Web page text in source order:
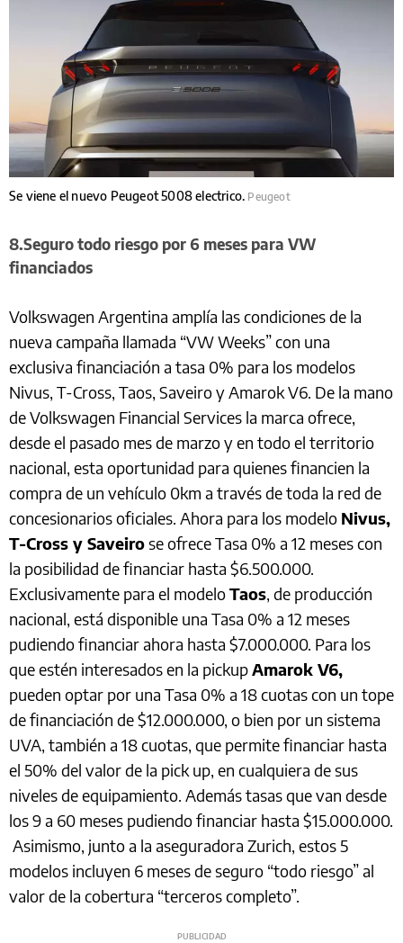
Se viene el nuevo Peugeot 5008 electrico. Peugeot
8.Seguro todo riesgo por 6 meses para VW
financiados
Volkswagen Argentina amplía las condiciones de la
nueva campaña llamada “VW Weeks” con una
exclusiva financiación a tasa 0% para los modelos
Nivus, T-Cross, Taos, Saveiro y Amarok V6. De la mano
de Volkswagen Financial Services la marca ofrece,
desde el pasado mes de marzo y en todo el territorio
nacional, esta oportunidad para quienes financien la
compra de un vehículo 0km a través de toda la red de
concesionarios oficiales. Ahora para los modelo Nivus,
T-Cross y Saveirose ofrece Tasa 0% a 12 meses con
la posibilidad de financiar hasta $6.500.000.
Exclusivamente para el modeloTaos, de producción
nacional, está disponible una Tasa 0% a 12 meses
pudiendo financiar ahora hasta $7.000.000. Para los
que estén interesados en la pickupAmarok V6,
pueden optar por una Tasa 0% a 18 cuotas con un tope
de financiación de $12.000.000, o bien por un sistema
UVA, también a 18 cuotas, que permite financiar hasta
el 50% del valor de la pick up, en cualquiera de sus
niveles de equipamiento. Además tasas que van desde
los 9 a 60 meses pudiendo financiar hasta $15.000.000.
Asimismo, junto a la aseguradora Zurich, estos 5
modelos incluyen 6 meses de seguro “todo riesgo” al
valor de la cobertura “terceros completo”.